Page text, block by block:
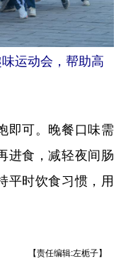
运动会，帮助高
可。晚餐口味需
进食，减轻夜间肠
平时饮食习惯，用
【责任编辑:左栀子】